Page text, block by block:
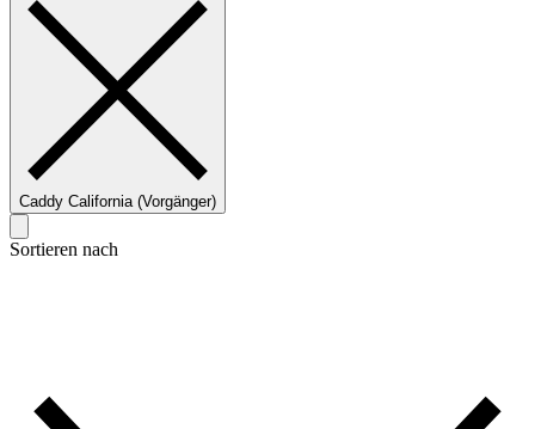
Caddy California (Vorgänger)
Sortieren nach